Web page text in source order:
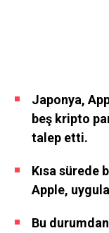
Japonya,
beş kripto
talep etti.
Kısa sürede
Apple,
Bu